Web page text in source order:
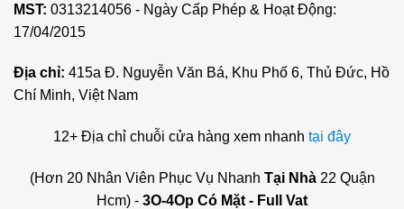
MST: 0313214056 - Ngày Cấp Phép & Hoạt Động:
17/04/2015
Địa chỉ: 415a Đ. Nguyễn Văn Bá, Khu Phố 6, Thủ Đức, Hồ
Chí Minh, Việt Nam
12+ Địa chỉ chuỗi cửa hàng xem nhanh tại đây
(Hơn 20 Nhân Viên Phục Vụ Nhanh Tại Nhà22 Quận
Hcm) - 3O-4Op Có Mặt - Full Vat